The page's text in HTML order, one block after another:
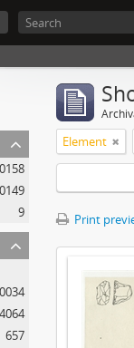
9
4064
657
Element
Print